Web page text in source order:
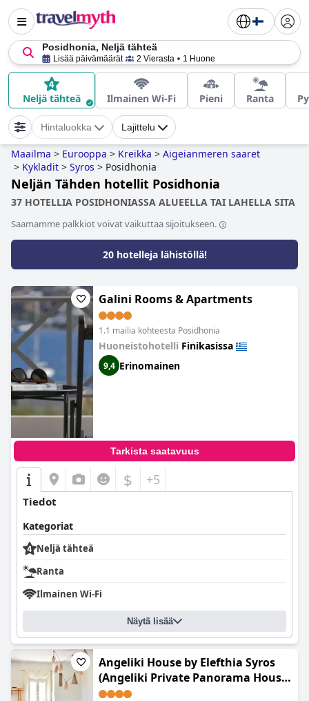
Posidhonia, Neljä tähteä
Lisää päivämäärät 2 Vierasta 1 Huone
Neljä tähteä Ilmainen Wi-Fi Pieni Ranta
Hintaluokka Lajittelu
Maailma > Eurooppa > Kreikka > Aigeianmeren saaret
> Kykladit > Syros > Posidhonia
Neljän Tähden hotellit Posidhonia
37 HOTELLIA POSIDHONIASSA ALUEELLA TAI LAHELLA SITA
Saamamme palkkiot voivat vaikuttaa sijoitukseen.
20 hotelleja lähistöllä!
Galini Rooms & Apartments
1.1 mailia kohteesta Posidhonia
Huoneistohotelli Finikasissa
9,4 Erinomainen
Tarkista saatavuus
$ +5
Tiedot
Kategoriat
Neljä tähteä
Ranta
Ilmainen Wi-Fi
Näytä lisää
Angeliki House by Elefthia Syros
(Angeliki Private Panorama House,
by Elefthia Syros)